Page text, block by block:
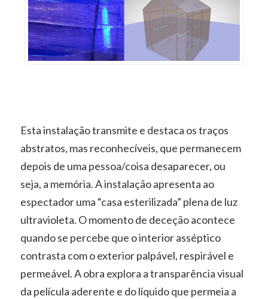
Esta instalação transmite e destaca os traços
abstratos, mas reconhecíveis, que permanecem
depois de uma pessoa/coisa desaparecer, ou
seja, a memória. A instalação apresenta ao
espectador uma “casa esterilizada” plena de luz
ultravioleta. O momento de deceção acontece
quando se percebe que o interior asséptico
contrasta com o exterior palpável, respirável e
permeável. A obra explora a transparência visual
da película aderente e do líquido que permeia a